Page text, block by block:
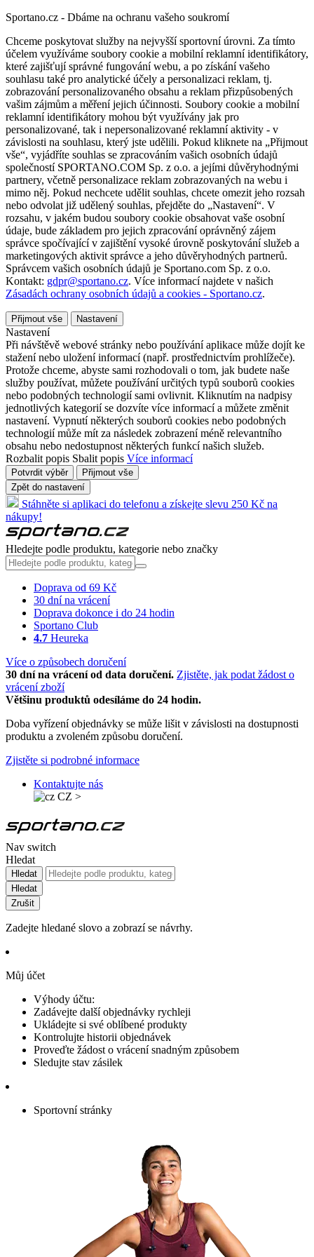
Sportano.cz - Dbáme na ochranu vašeho soukromí
Chceme poskytovat služby na nejvyšší sportovní úrovni. Za tímto
účelem využíváme soubory cookie a mobilní reklamní identifikátory,
které zajišťují správné fungování webu, a po získání vašeho
souhlasu také pro analytické účely a personalizaci reklam, tj.
zobrazování personalizovaného obsahu a reklam přizpůsobených
vašim zájmům a měření jejich účinnosti. Soubory cookie a mobilní
reklamní identifikátory mohou být využívány jak pro
personalizované, tak i nepersonalizované reklamní aktivity - v
závislosti na souhlasu, který jste udělili. Pokud kliknete na „Přijmout
vše“, vyjádříte souhlas se zpracováním vašich osobních údajů
společností SPORTANO.COM Sp. z o.o. a jejími důvěryhodnými
partnery, včetně personalizace reklam zobrazovaných na webu i
mimo něj. Pokud nechcete udělit souhlas, chcete omezit jeho rozsah
nebo odvolat již udělený souhlas, přejděte do „Nastavení“. V
rozsahu, v jakém budou soubory cookie obsahovat vaše osobní
údaje, bude základem pro jejich zpracování oprávněný zájem
správce spočívající v zajištění vysoké úrovně poskytování služeb a
marketingových aktivit správce a jeho důvěryhodných partnerů.
Správcem vašich osobních údajů je Sportano.com Sp. z o.o.
Kontakt: gdpr@sportano.cz. Více informací najdete v našich
Zásadách ochrany osobních údajů a cookies - Sportano.cz.
Přijmout vše Nastavení
Nastavení
Při návštěvě webové stránky nebo používání aplikace může dojít ke
stažení nebo uložení informací (např. prostřednictvím prohlížeče).
Protože chceme, abyste sami rozhodovali o tom, jak budete naše
služby používat, můžete používání určitých typů souborů cookies
nebo podobných technologií sami ovlivnit. Kliknutím na nadpisy
jednotlivých kategorií se dozvíte více informací a můžete změnit
nastavení. Vypnutí některých souborů cookies nebo podobných
technologií může mít za následek zobrazení méně relevantního
obsahu nebo nedostupnost některých funkcí našich služeb.
Rozbalit popis Sbalit popis Více informací
Potvrdit výběr
Přijmout vše
Zpět do nastavení
Stáhněte si aplikaci do telefonu a získejte slevu 250 Kč na
nákupy!
Hledejte podle produktu, kategorie nebo značky
Doprava od 69 Kč
30 dní na vrácení
Doprava dokonce i do 24 hodin
Sportano Club
4.7 Heureka
Více o způsobech doručení
30 dní na vrácení od data doručení. Zjistěte, jak podat žádost o
vrácení zboží
Většinu produktů odesíláme do 24 hodin.
Doba vyřízení objednávky se může lišit v závislosti na dostupnosti
produktu a zvoleném způsobu doručení.
Zjistěte si podrobné informace
Kontaktujte nás
CZ >
Nav switch
Hledat
Hledat
Hledat
Zrušit
Zadejte hledané slovo a zobrazí se návrhy.
Můj účet
Výhody účtu:
Zadávejte další objednávky rychleji
Ukládejte si své oblíbené produkty
Kontrolujte historii objednávek
Proveďte žádost o vrácení snadným způsobem
Sledujte stav zásilek
Sportovní stránky